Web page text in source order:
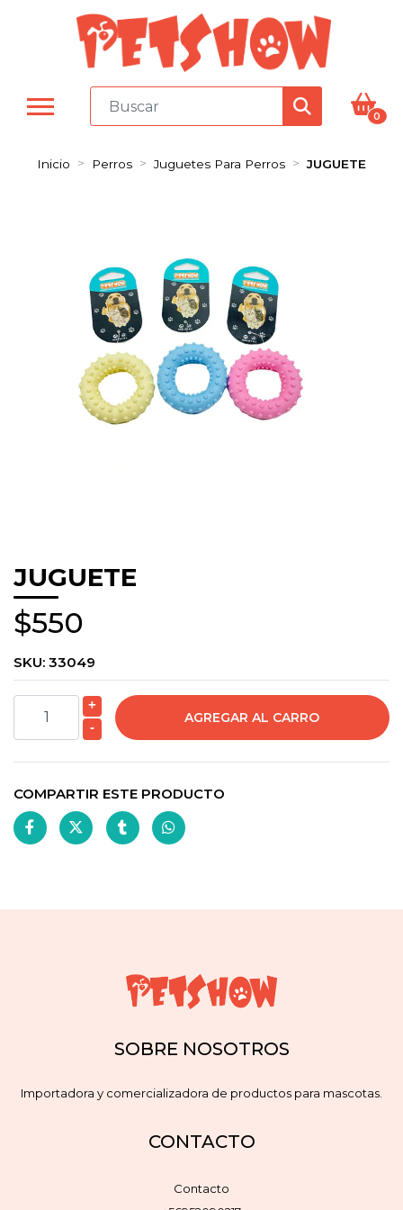
0
Inicio Perros Juguetes Para Perros JUGUETE
JUGUETE
$550
SKU: 33049
+
-
COMPARTIR ESTE PRODUCTO
SOBRE NOSOTROS
Importadora y comercializadora de productos para mascotas.
CONTACTO
Contacto